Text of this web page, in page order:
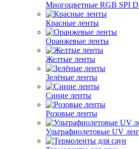
Многоцветные RGB SPI
Красные ленты
Оранжевые ленты
Желтые ленты
Зелёные ленты
Синие ленты
Розовые ленты
Ультрафиолетовые UV